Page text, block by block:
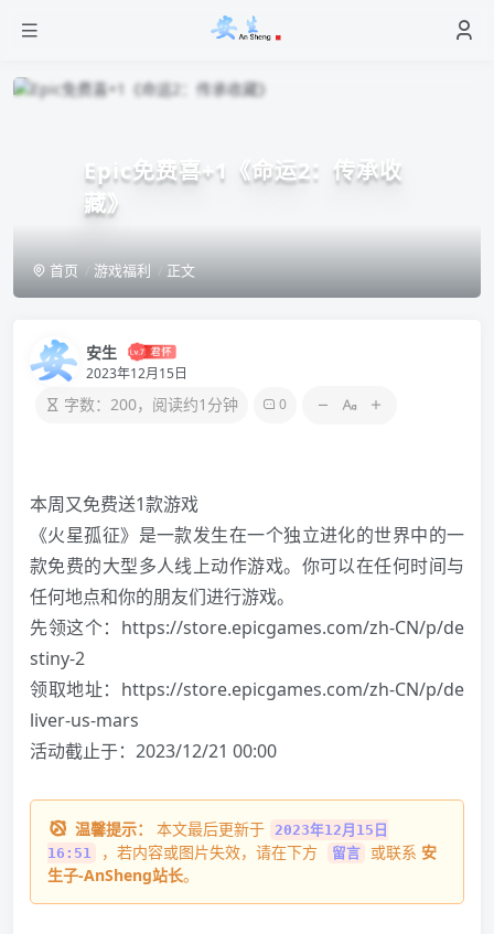
Epic免费喜+1《命运2：传承收
藏》
首页 游戏福利 正文
安生
2023年12月15日
字数：200，阅读约1分钟 0
本周又免费送1款游戏
《火星孤征》是一款发生在一个独立进化的世界中的一
款免费的大型多人线上动作游戏。你可以在任何时间与
任何地点和你的朋友们进行游戏。
先领这个： https://store.epicgames.com/zh-CN/p/de
stiny-2
领取地址： https://store.epicgames.com/zh-CN/p/de
liver-us-mars
活动截止于：2023/12/21 00:00
温馨提示： 本文最后更新于
2023年12月15日
16:51
，若内容或图片失效，请在下方 留言 或联系 安
生子-AnSheng站长。